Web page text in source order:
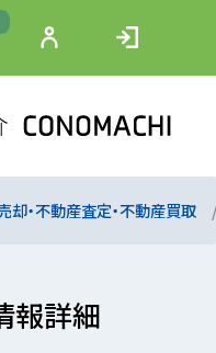
却・不動産査定・不動産買取
報詳細